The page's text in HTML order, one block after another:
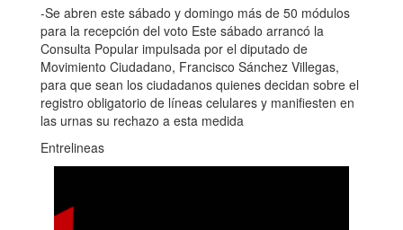
-Se abren este sábado y domingo más de 50 módulos
para la recepción del voto Este sábado arrancó la
Consulta Popular impulsada por el diputado de
Movimiento Ciudadano, Francisco Sánchez Villegas,
para que sean los ciudadanos quienes decidan sobre el
registro obligatorio de líneas celulares y manifiesten en
las urnas su rechazo a esta medida
Entrelineas